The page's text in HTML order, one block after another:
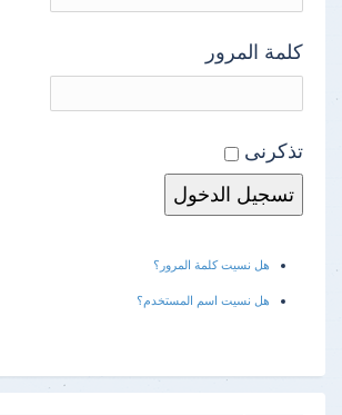
كلمة المرور
تذكرنى
هل نسيت كلمة المرور؟
هل نسيت اسم المستخدم؟